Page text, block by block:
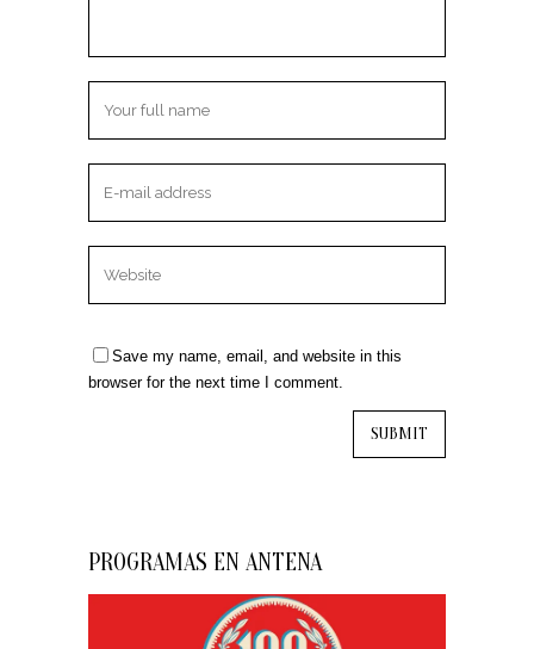
Save my name, email, and website in this
browser for the next time I comment.
PROGRAMAS EN ANTENA